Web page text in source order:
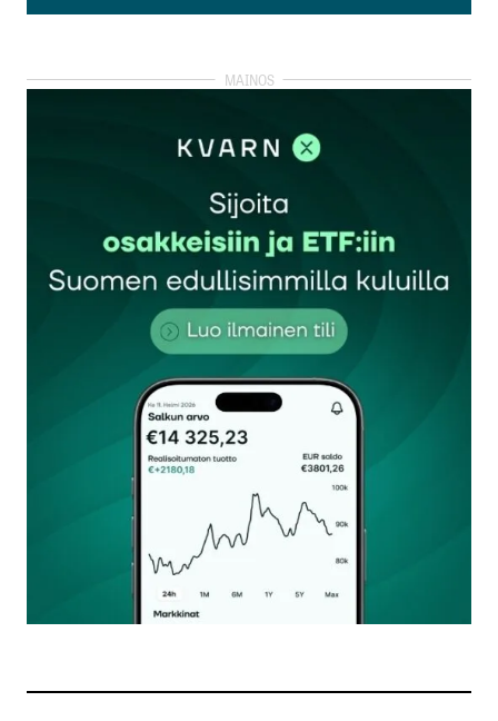
Lisää kommentti
kirjautua
rekisteröityä
Sähköpostiosoitettasi ei julkaista.Pakolliset
kentät on merkitty*
Kommentti*
Nimesi tai nimimerkkisi
Sähköpostiosoitteesi
Tilaa SalkunRakentajan uutiskirje